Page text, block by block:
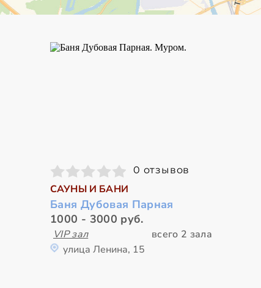
0 отзывов
САУНЫ И БАНИ
Баня Дубовая Парная
1000 - 3000 руб.
VIP зал
всего 2 зала
улица Ленина, 15